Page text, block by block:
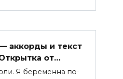
аккорды и текст
от…
Я беременна по-